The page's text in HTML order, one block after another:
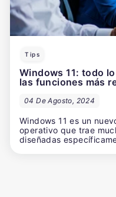
Tips
Windows 11: todo
las funciones más
04 De Agosto, 2024
Windows 11 es un
operativo que trae
diseñadas